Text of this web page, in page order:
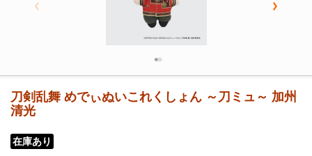
刀剣乱舞 めでぃぬいこれくしょん ～刀ミュ～ 加州
清光
在庫あり